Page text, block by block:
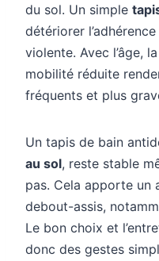
du sol. Un simple
détériorer
violente. Avec l’âge,
mobilité réduite
fréquents et plus
Un tapis de bain
au sol, reste stable
pas. Cela apporte un
debout-assis,
Le bon choix et
donc des gestes